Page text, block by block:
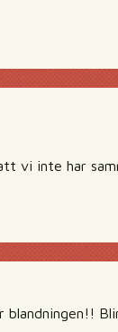
vi inte har